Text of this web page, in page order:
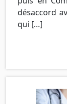
désaccord
qui […]